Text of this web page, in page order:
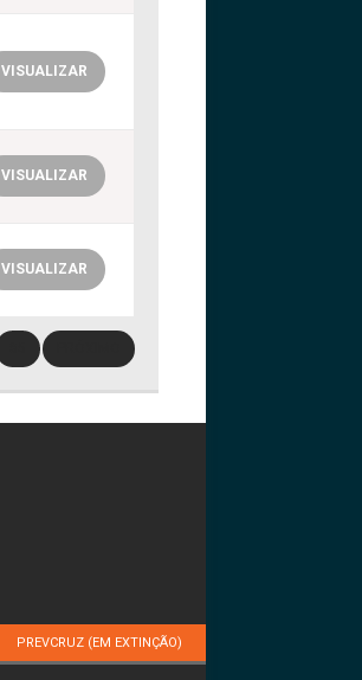
VISUALIZAR
VISUALIZAR
VISUALIZAR
PREVCRUZ (EM EXTINÇÃO)